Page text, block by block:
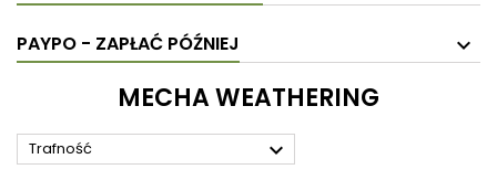
PAYPO - ZAPŁAĆ PÓŹNIEJ
MECHA WEATHERING
Trafność 